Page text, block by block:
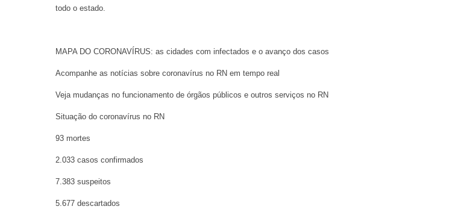
todo o estado.
MAPA DO CORONAVÍRUS: as cidades com infectados e o avanço dos casos
Acompanhe as notícias sobre coronavírus no RN em tempo real
Veja mudanças no funcionamento de órgãos públicos e outros serviços no RN
Situação do coronavírus no RN
93 mortes
2.033 casos confirmados
7.383 suspeitos
5.677 descartados